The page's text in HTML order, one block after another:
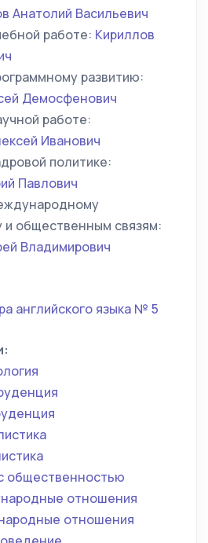
Анатолий Васильевич
работе: Кириллов
развитию:
Демосфенович
работе:
Иванович
политике:
Павлович
и общественным связям:
Владимирович
английского языка № 5
общественностью
отношения
отношения